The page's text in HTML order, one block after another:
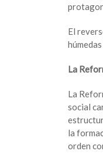
El
La
La
social
la
orden